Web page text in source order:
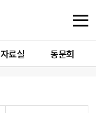
자료실 동문회